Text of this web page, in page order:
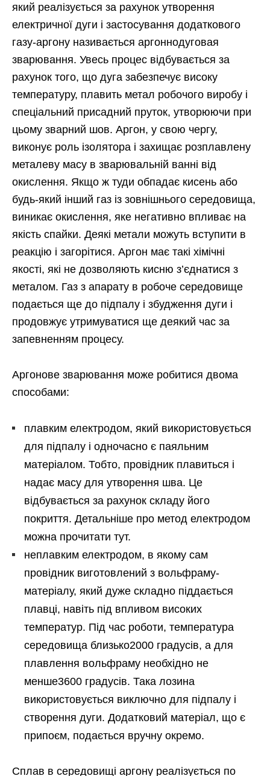
який реалізується за рахунок утворення
електричної дуги і застосування додаткового
газу-аргону називається аргоннодуговая
зварювання. Увесь процес відбувається за
рахунок того, що дуга забезпечує високу
температуру, плавить метал робочого виробу і
спеціальний присадний пруток, утворюючи при
цьому зварний шов. Аргон, у свою чергу,
виконує роль ізолятора і захищає розплавлену
металеву масу в зварювальній ванні від
окислення. Якщо ж туди обпадає кисень або
будь-який інший газ із зовнішнього середовища,
виникає окислення, яке негативно впливає на
якість спайки. Деякі метали можуть вступити в
реакцію і загорітися. Аргон має такі хімічні
якості, які не дозволяють кисню з’єднатися з
металом. Газ з апарату в робоче середовище
подається ще до підпалу і збудження дуги і
продовжує утримуватися ще деякий час за
запевненням процесу.
Аргонове зварювання може робитися двома
способами:
плавким електродом, який використовується
для підпалу і одночасно є паяльним
матеріалом. Тобто, провідник плавиться і
надає масу для утворення шва. Це
відбувається за рахунок складу його
покриття. Детальніше про метод електродом
можна прочитати тут.
неплавким електродом, в якому сам
провідник виготовлений з вольфраму-
матеріалу, який дуже складно піддається
плавці, навіть під впливом високих
температур. Під час роботи, температура
середовища близько2000 градусів, а для
плавлення вольфраму необхідно не
менше3600 градусів. Така лозина
використовується виключно для підпалу і
створення дуги. Додатковий матеріал, що є
припоєм, подається вручну окремо.
Сплав в середовищі аргону реалізується по